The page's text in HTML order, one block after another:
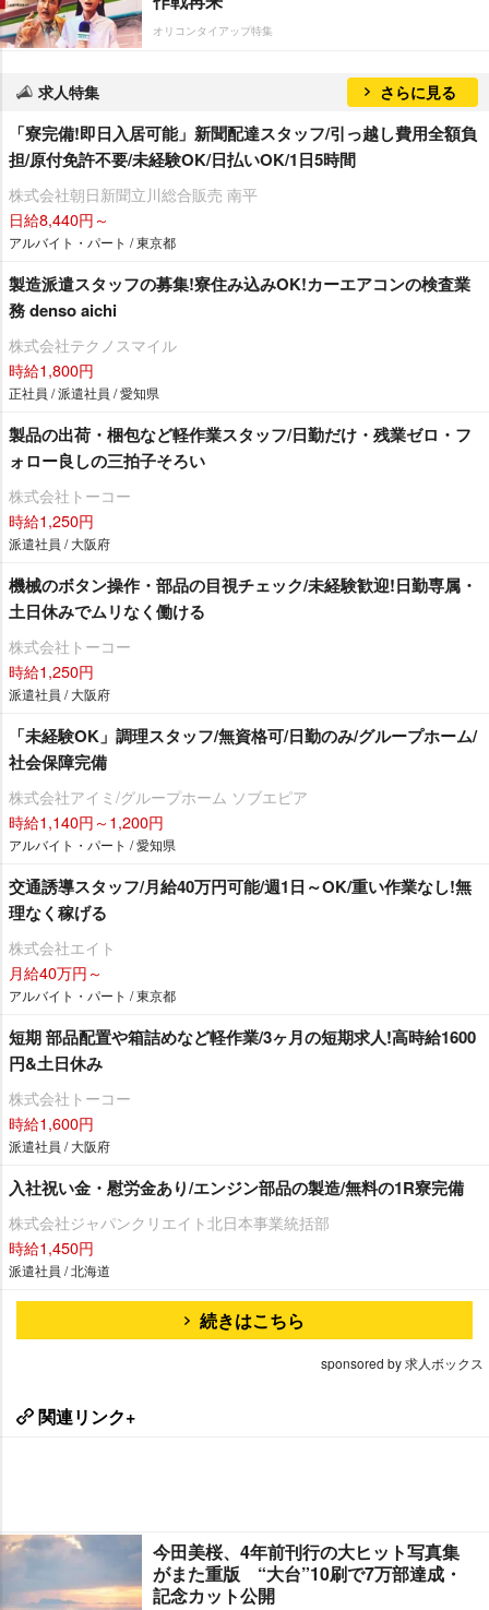
オリコンタイアップ特集
求人特集 さらに見る
「寮完備!即日入居可能」新聞配達スタッフ/引っ越し費用全額負
担/原付免許不要/未経験OK/日払いOK/1日5時間
株式会社朝日新聞立川総合販売 南平
日給8,440円～
アルバイト・パート / 東京都
製造派遣スタッフの募集!寮住み込みOK!カーエアコンの検査業
務 denso aichi
株式会社テクノスマイル
時給1,800円
正社員 / 派遣社員 / 愛知県
製品の出荷・梱包など軽作業スタッフ/日勤だけ・残業ゼロ・フ
ォロー良しの三拍子そろい
株式会社トーコー
時給1,250円
派遣社員 / 大阪府
機械のボタン操作・部品の目視チェック/未経験歓迎!日勤専属・
土日休みでムリなく働ける
株式会社トーコー
時給1,250円
派遣社員 / 大阪府
「未経験OK」調理スタッフ/無資格可/日勤のみ/グループホーム/
社会保障完備
株式会社アイミ/グループホーム ソブエピア
時給1,140円～1,200円
アルバイト・パート / 愛知県
交通誘導スタッフ/月給40万円可能/週1日～OK/重い作業なし!無
理なく稼げる
株式会社エイト
月給40万円～
アルバイト・パート / 東京都
短期 部品配置や箱詰めなど軽作業/3ヶ月の短期求人!高時給1600
円&土日休み
株式会社トーコー
時給1,600円
派遣社員 / 大阪府
入社祝い金・慰労金あり/エンジン部品の製造/無料の1R寮完備
株式会社ジャパンクリエイト北日本事業統括部
時給1,450円
派遣社員 / 北海道
続きはこちら
sponsored by 求人ボックス
関連リンク+
今田美桜、4年前刊行の大ヒット写真集
がまた重版 “大台”10刷で7万部達成・
記念カット公開